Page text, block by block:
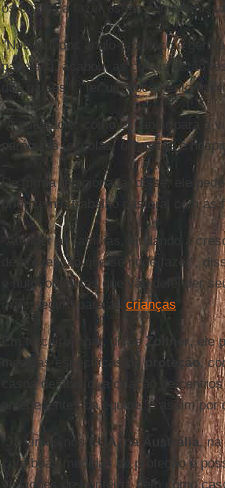
os bispos a fazer esses
"Nos mundos anglo-saxônico e
papelada, acabou, as coisas estão
dos países". "Ter um documento
"A questão é: como expandir para a
paróquias, escolas, orfanatos e
De forma relacionada, disse, ele
priorizem o trabalho pastoral com as
"Atender as famílias, ajudando a
de prevenção que se pode fazer",
e autoconfiantes que vão defender
mais seguro para as crianças
Em terceiro lugar, disseZollner, ele
medidas específicas deproteção,
casos de abuso, a criação de
antecedentes da equipe, e assim por
"Já vimos nos EUA, na Austrália, na
com boas medidas de proteção é
violações de fronteira, bem como